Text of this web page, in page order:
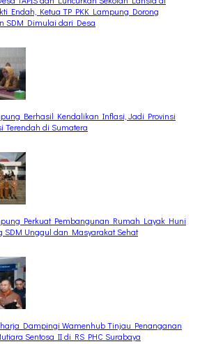
Endah, Ketua TP PKK Lampung Dorong
SDM Dimulai dari Desa
Berhasil Kendalikan Inflasi, Jadi Provinsi
Terendah di Sumatera
Perkuat Pembangunan Rumah Layak Huni
SDM Unggul dan Masyarakat Sehat
Dampingi Wamenhub Tinjau Penanganan
Sentosa II di RS PHC Surabaya